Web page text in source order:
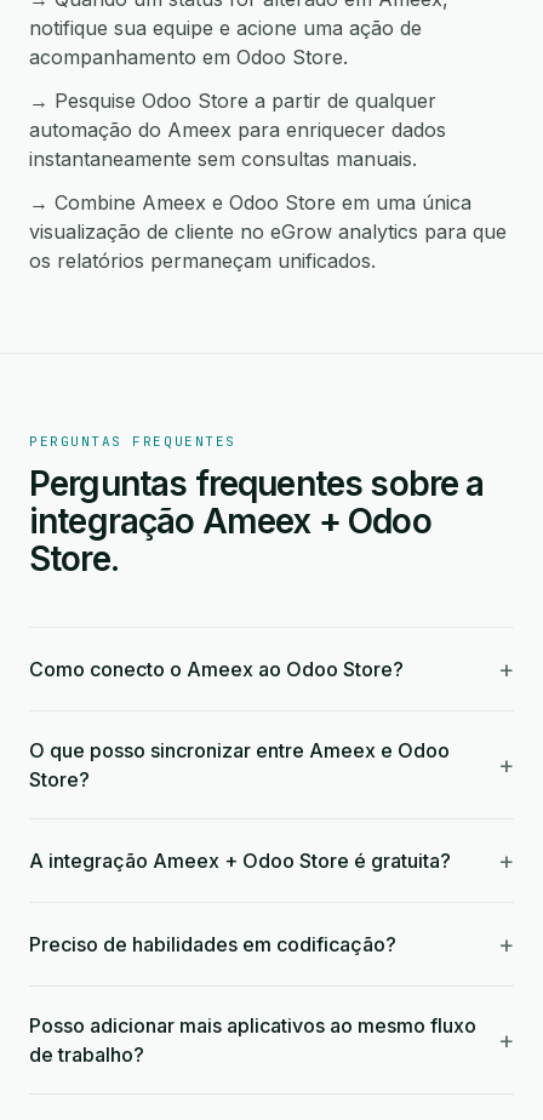
notifique sua equipe e acione uma ação de
acompanhamento em Odoo Store.
→ Pesquise Odoo Store a partir de qualquer
automação do Ameex para enriquecer dados
instantaneamente sem consultas manuais.
→ Combine Ameex e Odoo Store em uma única
visualização de cliente no eGrow analytics para que
os relatórios permaneçam unificados.
PERGUNTAS FREQUENTES
Perguntas frequentes sobre a
integração Ameex + Odoo
Store.
Como conecto o Ameex ao Odoo Store? +
O que posso sincronizar entre Ameex e Odoo
Store?
+
A integração Ameex + Odoo Store é gratuita? +
Preciso de habilidades em codificação? +
Posso adicionar mais aplicativos ao mesmo fluxo
de trabalho?
+